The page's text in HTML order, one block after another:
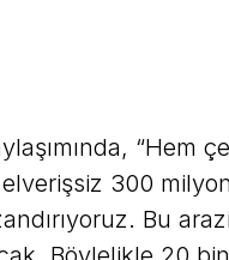
“Hem
300
Bu